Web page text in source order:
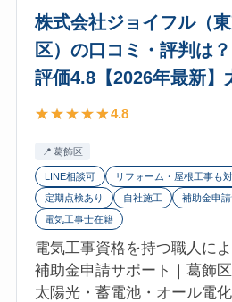
株式会社ジョイフル（
区）の口コミ・評判は
評価4.8【2026年最新】
4.8
葛飾区
LINE相談可 リフォーム・屋根工事も
定期点検あり
自社施工
補助金申
電気工事士在籍
電気工事資格を持つ職人に
補助金申請サポート｜葛飾
太陽光・蓄電池・オール電